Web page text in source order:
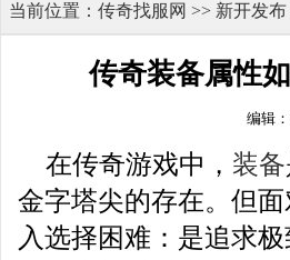
当前位置： 传奇找服网 >> 新开发布
传奇装备属性
编辑
在传奇游戏中， 装备
金字塔尖的存在。但
入选择困难：是追求